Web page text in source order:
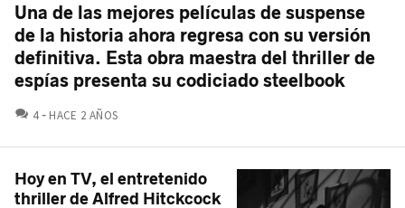
Una de las mejores películas de suspense
de la historia ahora regresa con su versión
definitiva. Esta obra maestra del thriller de
espías presenta su codiciado steelbook
4 COMENTARIOS
HACE 2 AÑOS
Hoy en TV, el entretenido
thriller de Alfred Hitckcock